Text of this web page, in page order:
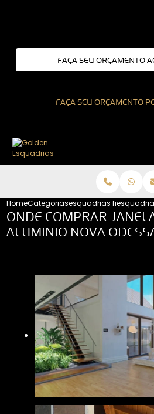
FAÇA SEU ORÇAMENTO
FAÇA SEU ORÇAMENTO
HomeCategoriasesquadrias fixas
ONDE COMPRAR
ALUMINIO NOVA